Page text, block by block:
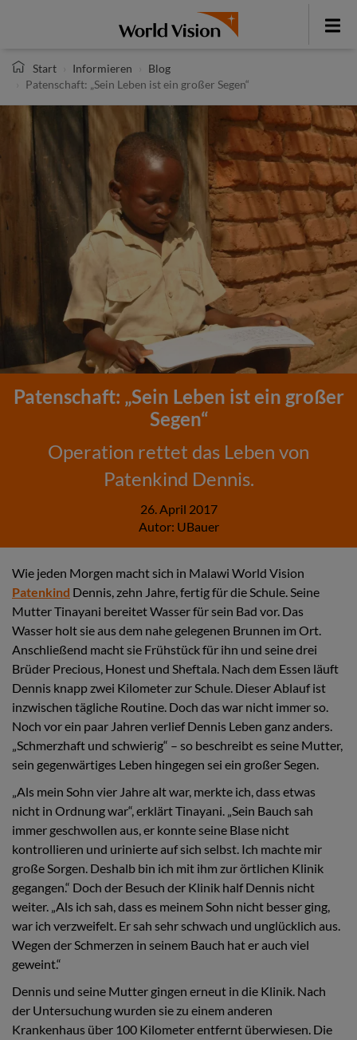
Toggle
Start
Informieren
Blog
Patenschaft: „Sein Leben ist ein großer Segen“
Patenschaft: „Sein Leben ist ein großer
Segen“
Operation rettet das Leben von
Patenkind Dennis.
26. April 2017
Autor: UBauer
Wie jeden Morgen macht sich in Malawi World Vision
Patenkind Dennis, zehn Jahre, fertig für die Schule. Seine
Mutter Tinayani bereitet Wasser für sein Bad vor. Das
Wasser holt sie aus dem nahe gelegenen Brunnen im Ort.
Anschließend macht sie Frühstück für ihn und seine drei
Brüder Precious, Honest und Sheftala. Nach dem Essen läuft
Dennis knapp zwei Kilometer zur Schule. Dieser Ablauf ist
inzwischen tägliche Routine. Doch das war nicht immer so.
Noch vor ein paar Jahren verlief Dennis Leben ganz anders.
„Schmerzhaft und schwierig“ – so beschreibt es seine Mutter,
sein gegenwärtiges Leben hingegen sei ein großer Segen.
„Als mein Sohn vier Jahre alt war, merkte ich, dass etwas
nicht in Ordnung war“, erklärt Tinayani. „Sein Bauch sah
immer geschwollen aus, er konnte seine Blase nicht
kontrollieren und urinierte auf sich selbst. Ich machte mir
große Sorgen. Deshalb bin ich mit ihm zur örtlichen Klinik
gegangen.“ Doch der Besuch der Klinik half Dennis nicht
weiter. „Als ich sah, dass es meinem Sohn nicht besser ging,
war ich verzweifelt. Er sah sehr schwach und unglücklich aus.
Wegen der Schmerzen in seinem Bauch hat er auch viel
geweint.“
Dennis und seine Mutter gingen erneut in die Klinik. Nach
der Untersuchung wurden sie zu einem anderen
Krankenhaus über 100 Kilometer entfernt überwiesen. Die